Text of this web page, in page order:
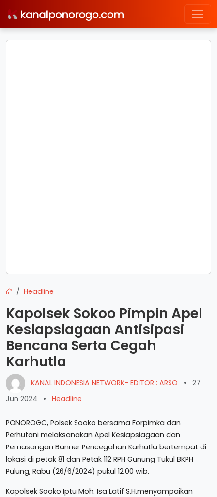
Headline
Kapolsek Sokoo Pimpin Apel
Kesiapsiagaan Antisipasi
Bencana Serta Cegah
Karhutla
KANAL INDONESIA NETWORK- EDITOR : ARSO •
27
Jun 2024
• Headline
PONOROGO, Polsek Sooko bersama Forpimka dan
Perhutani melaksanakan Apel Kesiapsiagaan dan
Pemasangan Banner Pencegahan Karhutla bertempat di
lokasi di petak 81 dan Petak 112 RPH Gunung Tukul BKPH
Pulung, Rabu (26/6/2024) pukul 12.00 wib.
Kapolsek Sooko Iptu Moh. Isa Latif S.H.menyampaikan